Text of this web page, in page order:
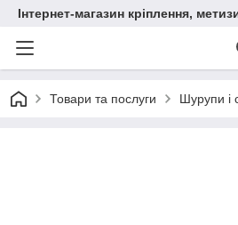
Інтернет-магазин кріплення,
Товари та послуги Шурупи і